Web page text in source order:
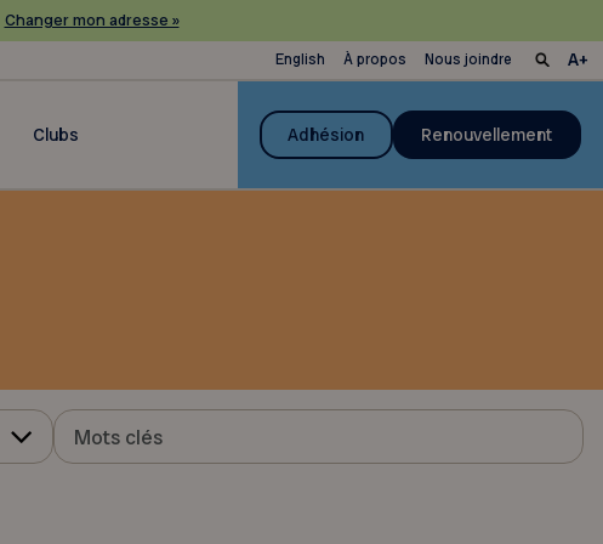
Changer mon adresse »
English À propos Nous joindre
Clubs Adhésion Renouvellement